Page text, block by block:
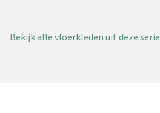
Bekijk alle vloerkleden uit deze serie